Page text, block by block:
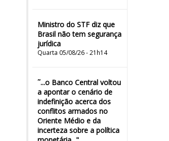
Ministro do STF diz que
Brasil não tem segurança
jurídica
Quarta 05/08/26 - 21h14
˜...o Banco Central voltou
a apontar o cenário de
indefinição acerca dos
conflitos armados no
Oriente Médio e da
incerteza sobre a política